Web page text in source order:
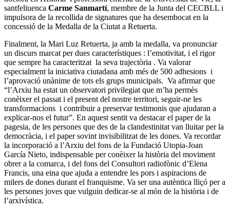
santfeliuenca Carme Sanmartí, membre de la Junta del CECBLL i
impulsora de la recollida de signatures que ha desembocat en la
concessió de la Medalla de la Ciutat a Retuerta.
Finalment, la Mari Luz Retuerta, ja amb la medalla, va pronunciar
un discurs marcat per dues característiques : l’emotivitat, i el rigor
que sempre ha caracteritzat la seva trajectòria . Va valorar
especialment la iniciativa ciutadana amb més de 500 adhesions i
l’aprovació unànime de tots els grups municipals. Va afirmar que
“l’Arxiu ha estat un observatori privilegiat que m’ha permès
conèixer el passat i el present del nostre territori, seguir-ne les
transformacions i contribuir a preservar testimonis que ajudaran a
explicar-nos el futur”. En aquest sentit va destacar el paper de la
pagesia, de les persones que des de la clandestinitat van lluitar per la
democràcia, i el paper sovint invisibilitzat de les dones. Va recordar
la incorporació a l’Arxiu del fons de la Fundació Utopia-Joan
García Nieto, indispensable per conèixer la història del moviment
obrer a la comarca, i del fons del Consultori radiofònic d’Elena
Francis, una eina que ajuda a entendre les pors i aspiracions de
milers de dones durant el franquisme. Va ser una autèntica lliçó per a
les persones joves que vulguin dedicar-se al món de la història i de
l’arxivística.